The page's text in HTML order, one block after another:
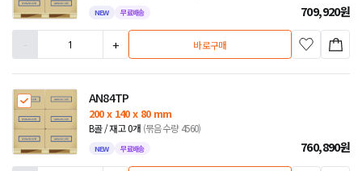
NEW 무료배송 709,920원
-
+ 바로구매
AN84TP
200 x 140 x 80 mm
B골 / 재고 0개 (묶음수량 4560)
NEW 무료배송 760,890원